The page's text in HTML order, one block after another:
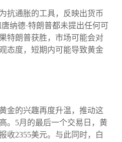
抗通胀的工具，反映出货币
纳德·特朗普都未提出任何可
特朗普获胜，市场可能会对
态度，短期内可能导致黄金
金的兴趣再度升温，推动这
。5月的最后一个交易日，黄
收2355美元。与此同时，白